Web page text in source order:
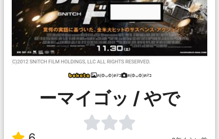
ฅ(ФᴗФ)ฅﾏｺ ฅ(ФᴗФ)ฅﾏｺ
ーマイゴッ / やで